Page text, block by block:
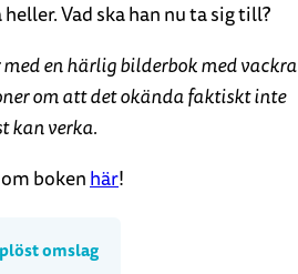
Vad ska han nu ta sig till?
en härlig bilderbok med vackra
om att det okända faktiskt inte
kan verka.
bokenhär!
omslag